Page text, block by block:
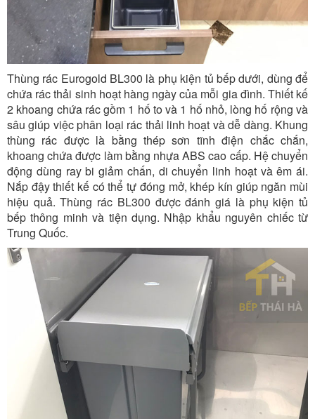
Thùng rác Eurogold BL300 là phụ kiện tủ bếp dưới, dùng để
chứa rác thải sinh hoạt hàng ngày của mỗi gia đình. Thiết kế
2 khoang chứa rác gồm 1 hố to và 1 hố nhỏ, lòng hố rộng và
sâu giúp việc phân loại rác thải linh hoạt và dễ dàng. Khung
thùng rác được là bằng thép sơn tĩnh điện chắc chắn,
khoang chứa được làm bằng nhựa ABS cao cấp. Hệ chuyển
động dùng ray bi giảm chấn, di chuyển linh hoạt và êm ái.
Nắp đậy thiết kế có thể tự đóng mở, khép kín giúp ngăn mùi
hiệu quả. Thùng rác BL300 được đánh giá là phụ kiện tủ
bếp thông minh và tiện dụng. Nhập khẩu nguyên chiếc từ
Trung Quốc.